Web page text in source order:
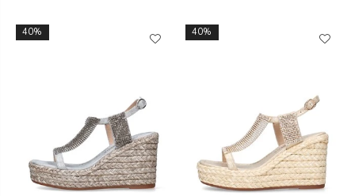
40% 40%